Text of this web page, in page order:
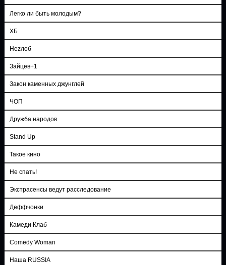
Легко ли быть молодым?
ХБ
Неzлоб
Зайцев+1
Закон каменных джунглей
ЧОП
Дружба народов
Stand Up
Такое кино
Не спать!
Экстрасенсы ведут расследование
Деффчонки
Камеди Клаб
Comedy Woman
Наша RUSSIA